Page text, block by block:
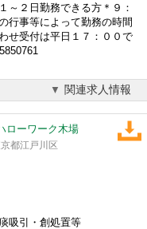
～２日勤務できる方＊９：
行事等によって勤務の時間
せ受付は平日１７：００で
関連求人情報
ローワーク木場
都江戸川区
吸引・創処置等